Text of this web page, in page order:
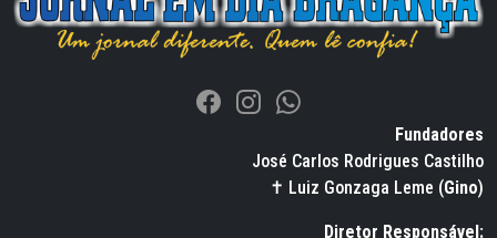
Fundadores
José Carlos Rodrigues Castilho
✝ Luiz Gonzaga Leme (Gino)
Diretor Responsável: